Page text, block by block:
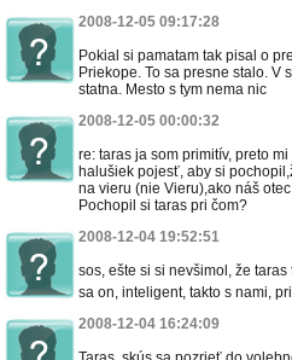
2008-12-05 09:17:28
Pokial si pamatam tak pisal o
Priekope. To sa presne stalo. V
statna. Mesto s tym nema nic
2008-12-05 00:00:32
re: taras ja som primitív, preto
halušiek pojesť, aby si
na vieru (nie Vieru),ako náš
Pochopil si taras pri čom?
2008-12-04 19:52:51
sos, ešte si si nevšimol, že
sa on, inteligent, takto s nami,
2008-12-04 16:24:09